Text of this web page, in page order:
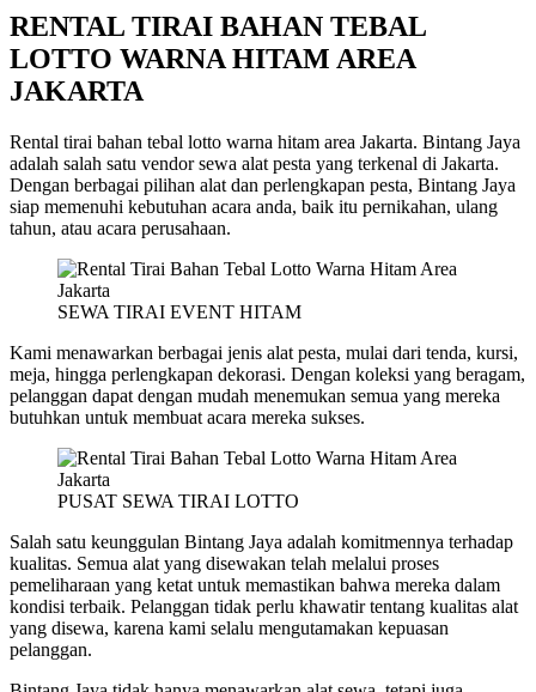
RENTAL TIRAI BAHAN TEBAL
LOTTO WARNA HITAM AREA
JAKARTA
Rental tirai bahan tebal lotto warna hitam area Jakarta. Bintang Jaya
adalah salah satu vendor sewa alat pesta yang terkenal di Jakarta.
Dengan berbagai pilihan alat dan perlengkapan pesta, Bintang Jaya
siap memenuhi kebutuhan acara anda, baik itu pernikahan, ulang
tahun, atau acara perusahaan.
SEWA TIRAI EVENT HITAM
Kami menawarkan berbagai jenis alat pesta, mulai dari tenda, kursi,
meja, hingga perlengkapan dekorasi. Dengan koleksi yang beragam,
pelanggan dapat dengan mudah menemukan semua yang mereka
butuhkan untuk membuat acara mereka sukses.
PUSAT SEWA TIRAI LOTTO
Salah satu keunggulan Bintang Jaya adalah komitmennya terhadap
kualitas. Semua alat yang disewakan telah melalui proses
pemeliharaan yang ketat untuk memastikan bahwa mereka dalam
kondisi terbaik. Pelanggan tidak perlu khawatir tentang kualitas alat
yang disewa, karena kami selalu mengutamakan kepuasan
pelanggan.